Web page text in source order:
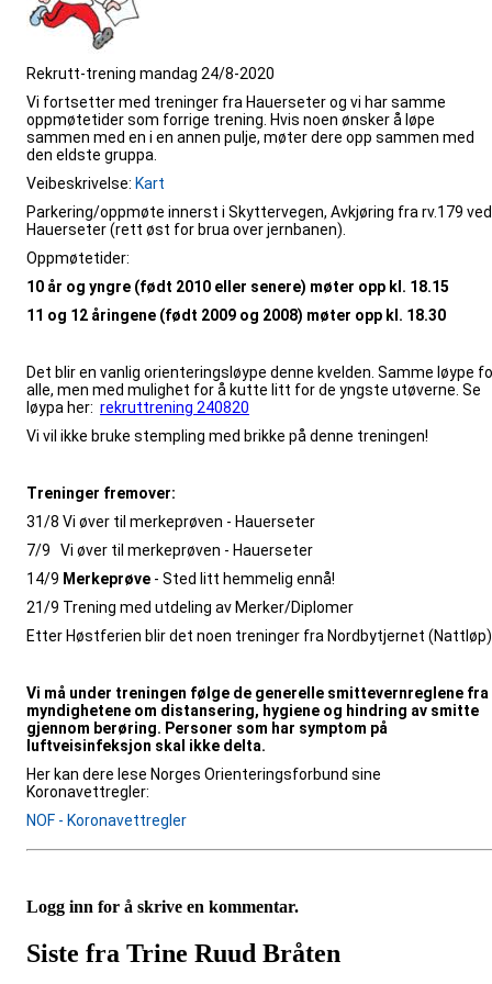
Rekrutt-trening mandag 24/8-2020
Vi fortsetter med treninger fra Hauerseter og vi har samme
oppmøtetider som forrige trening. Hvis noen ønsker å løpe
sammen med en i en annen pulje, møter dere opp sammen med
den eldste gruppa.
Veibeskrivelse: Kart
Parkering/oppmøte innerst i Skyttervegen, Avkjøring fra rv.179 ved
Hauerseter (rett øst for brua over jernbanen).
Oppmøtetider:
10 år og yngre (født 2010 eller senere) møter opp kl. 18.15
11 og 12 åringene (født 2009 og 2008) møter opp kl. 18.30
Det blir en vanlig orienteringsløype denne kvelden. Samme løype
alle, men med mulighet for å kutte litt for de yngste utøverne. Se
løypa her: rekruttrening 240820
Vi vil ikke bruke stempling med brikke på denne treningen!
Treninger fremover:
31/8 Vi øver til merkeprøven - Hauerseter
7/9 Vi øver til merkeprøven - Hauerseter
14/9 Merkeprøve - Sted litt hemmelig ennå!
21/9 Trening med utdeling av Merker/Diplomer
Etter Høstferien blir det noen treninger fra Nordbytjernet (Nattløp)
Vi må under treningen følge de generelle smittevernreglene fra
myndighetene om distansering, hygiene og hindring av smitte
gjennom berøring. Personer som har symptom på
luftveisinfeksjon skal ikke delta.
Her kan dere lese Norges Orienteringsforbund sine
Koronavettregler:
NOF - Koronavettregler
Logg inn for å skrive en kommentar.
Siste fra Trine Ruud Bråten